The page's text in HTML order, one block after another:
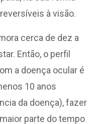
à visão.
cerca de dez a
Então, o perfil
a doença ocular é
10 anos
da doença), fazer
parte do tempo